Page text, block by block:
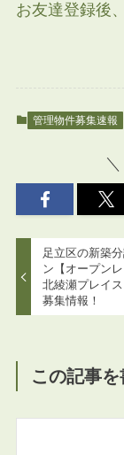
お友達登録後
管理物件募集速報
足立区の新築
ン【オープン
北綾瀬プレイ
募集情報！
この記事を